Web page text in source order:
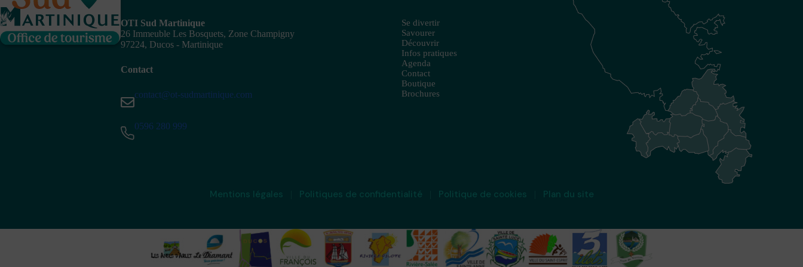
OTI Sud Martinique
26 Immeuble Les Bosquets, Zone Champigny
97224, Ducos - Martinique
Contact
contact@ot-sudmartinique.com
0596 280 999
Se divertir
Savourer
Découvrir
Infos pratiques
Agenda
Contact
Boutique
Brochures
Mentions légales Politiques de confidentialité Politique de cookies Plan du site